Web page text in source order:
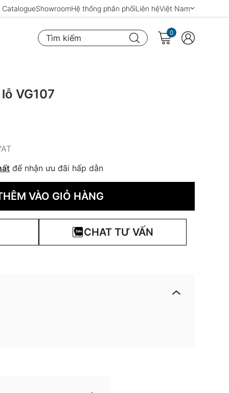
CatalogueShowroomHệ thống phân phốiLiên hệViệt Nam
Tìm kiếm
0
VG107
để nhận ưu đãi hấp dẫn
VÀO GIỎ HÀNG
CHAT TƯ VẤN